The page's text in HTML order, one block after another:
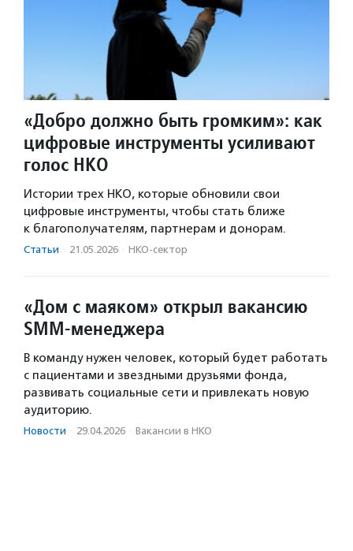
«Добро должно быть громким»: как
цифровые инструменты усиливают
голос НКО
Истории трех НКО, которые обновили свои
цифровые инструменты, чтобы стать ближе
к благополучателям, партнерам и донорам.
Статьи · 21.05.2026 · НКО-сектор
«Дом с маяком» открыл вакансию
SMM-менеджера
В команду нужен человек, который будет работать
с пациентами и звездными друзьями фонда,
развивать социальные сети и привлекать новую
аудиторию.
Новости · 29.04.2026 · Вакансии в НКО